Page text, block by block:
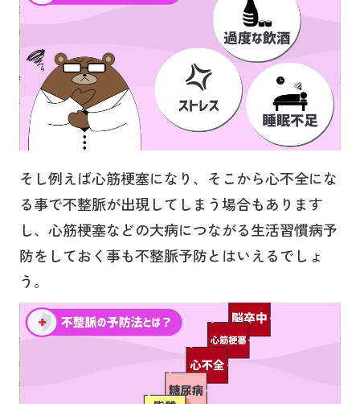
そし例えば心筋梗塞になり、そこから心不全にな
る事で不整脈が出現してしまう場合もあります
し、心筋梗塞などの大病につながる生活習慣病予
防をしておく事も不整脈予防とはいえるでしょ
う。